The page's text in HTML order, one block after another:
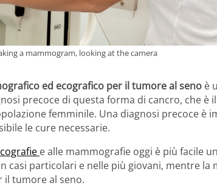
a mammogram, looking at the camera
ed ecografico per il tumore al seno è
precoce di questa forma di cancro, che
femminile. Una diagnosi precoce è
le cure necessarie.
e alle mammografie oggi è più facile
casi particolari e nelle più giovani, mentre
il tumore al seno.